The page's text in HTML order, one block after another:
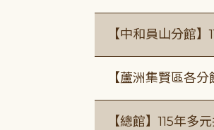
【中和員山分館
【蘆洲集賢區各
【總館】115年多